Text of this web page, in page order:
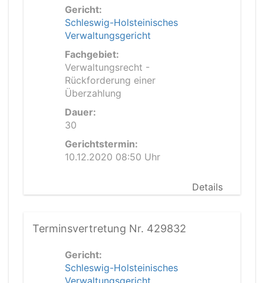
Gericht:
Schleswig-Holsteinisches
Verwaltungsgericht
Fachgebiet:
Verwaltungsrecht -
Rückforderung einer
Überzahlung
Dauer:
30
Gerichtstermin:
10.12.2020 08:50 Uhr
Details
Terminsvertretung Nr. 429832
Gericht:
Schleswig-Holsteinisches
Verwaltungsgericht